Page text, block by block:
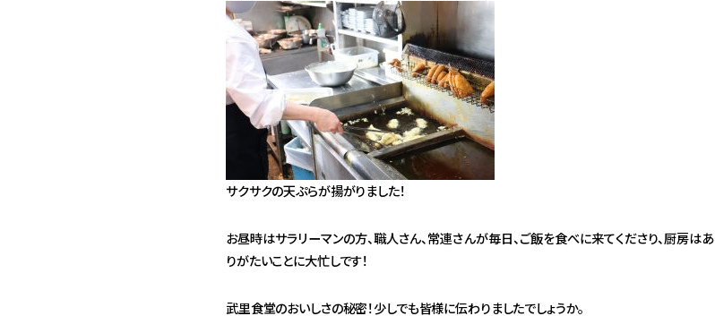
サクサクの天ぷらが揚がりました！
お昼時はサラリーマンの方、職人さん、常連さんが毎日、ご飯を食べに来てくださり、厨房はあ
りがたいことに大忙しです！
武里食堂のおいしさの秘密！少しでも皆様に伝わりましたでしょうか。